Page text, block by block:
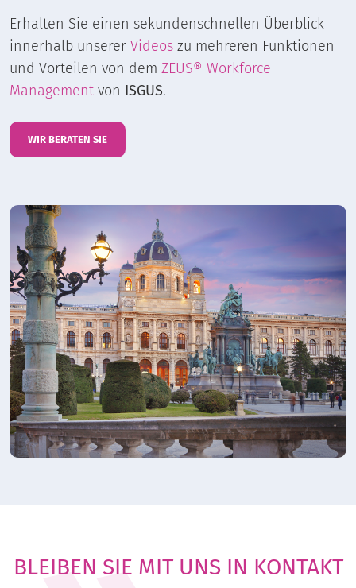
Erhalten Sie einen sekundenschnellen Überblick
innerhalb unserer Videos zu mehreren Funktionen
und Vorteilen von dem ZEUS® Workforce
Management von ISGUS.
WIR BERATEN SIE
BLEIBEN SIE MIT UNS IN KONTAKT